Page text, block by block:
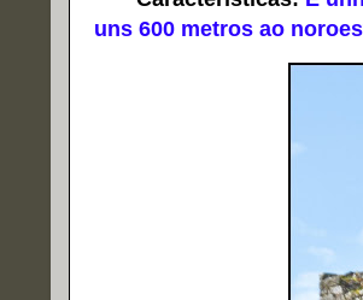
uns 600 metros ao